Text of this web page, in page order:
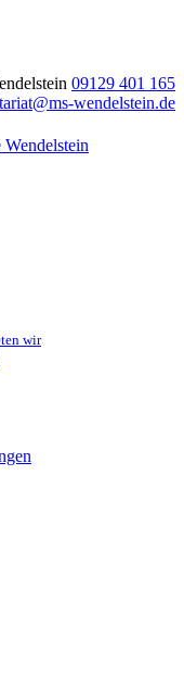
09129 401 165
wendelstein.de
wir